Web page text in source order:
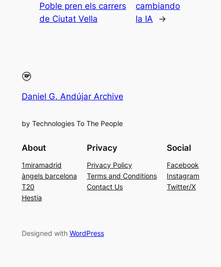
Poble pren els carrers
de Ciutat Vella
cambiando
la IA
→
Daniel G. Andújar Archive
by Technologies To The People
About
1miramadrid
àngels barcelona
T20
Hestia
Privacy
Privacy Policy
Terms and Conditions
Contact Us
Social
Facebook
Instagram
Twitter/X
Designed with WordPress